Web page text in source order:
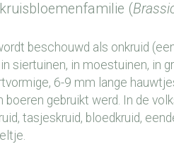
kruisbloemenfamilie (
beschouwd als onkruid
siertuinen, in moestuinen, in
6-9 mm lange
boeren gebruikt werd. In de
tasjeskruid, bloedkruid,